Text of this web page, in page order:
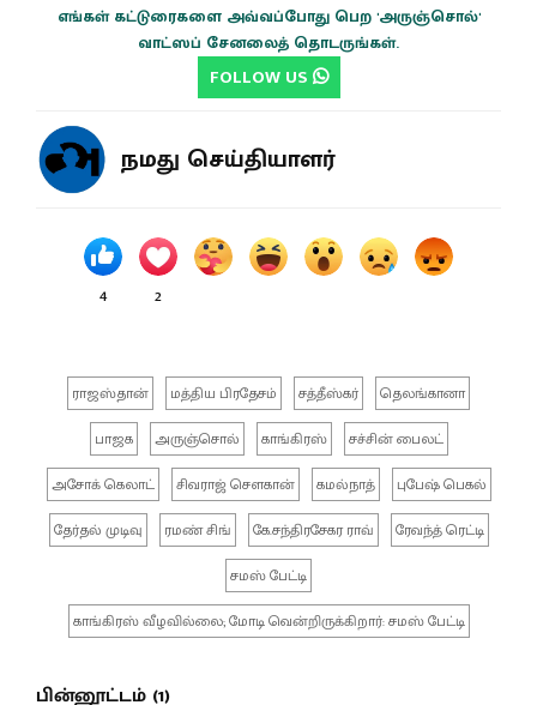
எங்கள் கட்டுரைகளை அவ்வப்போது பெற 'அருஞ்சொல்'
வாட்ஸப் சேனலைத் தொடருங்கள்.
FOLLOW US
நமது செய்தியாளர்
4 2
ராஜஸ்தான் மத்திய பிரதேசம் சத்தீஸ்கர்
தெலங்கானா
பாஜக
அருஞ்சொல் காங்கிரஸ்
சச்சின் பைலட்
அசோக் கெலாட்
சிவராஜ் சௌகான் கமல்நாத்
புபேஷ் பெகல்
தேர்தல் முடிவு
ரமண் சிங் கே.சந்திரசேகர ராவ்
ரேவந்த் ரெட்டி
சமஸ் பேட்டி
காங்கிரஸ் வீழவில்லை; மோடி வென்றிருக்கிறார்: சமஸ் பேட்டி
பின்னூட்டம் (1)